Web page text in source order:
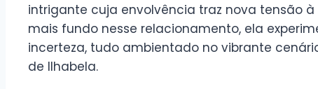
intrigante cuja envolvência traz nova tensão
mais fundo nesse relacionamento, ela
incerteza, tudo ambientado no vibrante
de Ilhabela.